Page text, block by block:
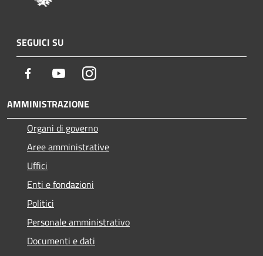
SEGUICI SU
Facebook YoutubeInstagram
AMMINISTRAZIONE
Organi di governo
Aree amministrative
Uffici
Enti e fondazioni
Politici
Personale amministrativo
Documenti e dati